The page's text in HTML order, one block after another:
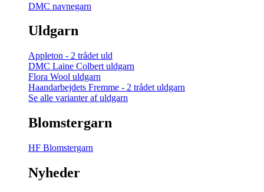
DMC navnegarn
Uldgarn
Appleton - 2 trådet uld
DMC Laine Colbert uldgarn
Flora Wool uldgarn
Haandarbejdets Fremme - 2 trådet uldgarn
Se alle varianter af uldgarn
Blomstergarn
HF Blomstergarn
Nyheder